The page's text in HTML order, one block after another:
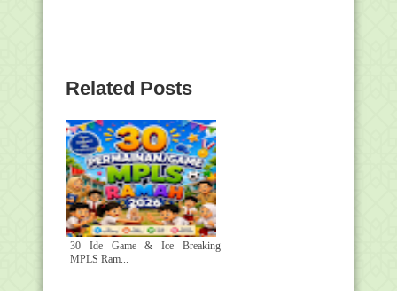
Related Posts
30 Ide Game & Ice Breaking
MPLS Ram...